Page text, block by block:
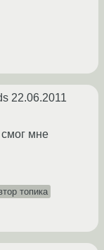
22.06.2011
мне
топика